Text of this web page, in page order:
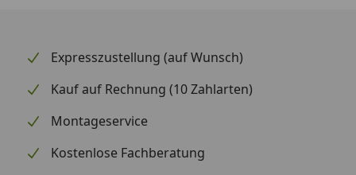
Expresszustellung (auf Wunsch)
Kauf auf Rechnung (10 Zahlarten)
Montageservice
Kostenlose Fachberatung